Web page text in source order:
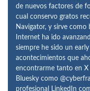
de nuevos factores de
cual conservo gratos
Navigator, y sirve
Internet ha ido
siempre he sido un
acontecimientos que
encontrarme tanto en
Bluesky como
profesional LinkedIn